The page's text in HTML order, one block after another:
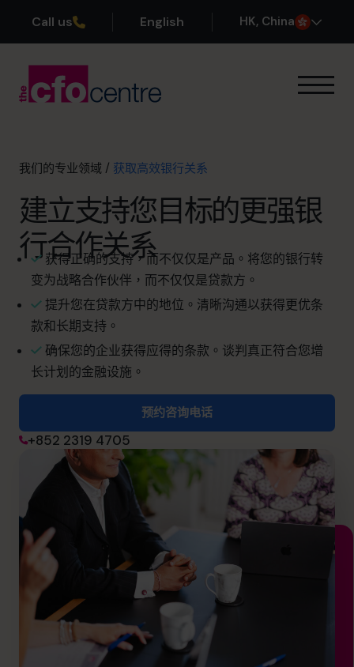
Call us English HK, China
我们的首席财务官
关于我们
加入团队
预约咨询电话
info@cfocentre.com.hk
我们的专业领域 / 获取高效银行关系
建立支持您目标的更强银
行合作关系
获得正确的支持，而不仅仅是产品。将您的银行转
变为战略合作伙伴，而不仅仅是贷款方。
提升您在贷款方中的地位。清晰沟通以获得更优条
款和长期支持。
确保您的企业获得应得的条款。谈判真正符合您增
长计划的金融设施。
预约咨询电话
+852 2319 4705